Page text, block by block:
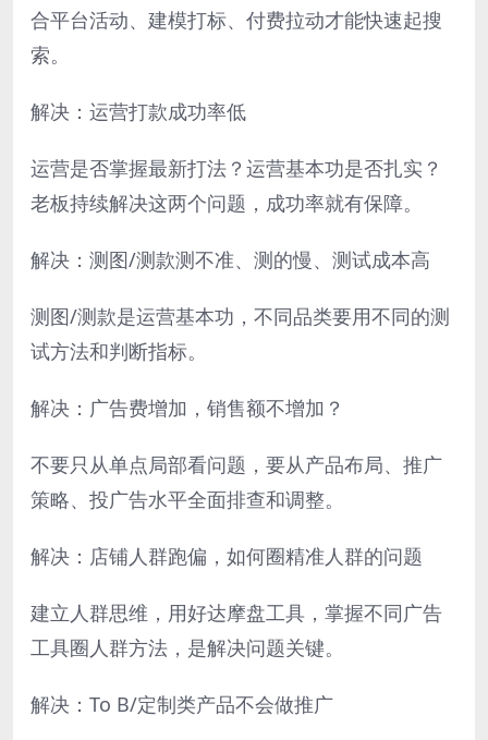
合平台活动、建模打标、付费拉动才能快速起搜
索。
解决：运营打款成功率低
运营是否掌握最新打法？运营基本功是否扎实？
老板持续解决这两个问题，成功率就有保障。
解决：测图/测款测不准、测的慢、测试成本高
测图/测款是运营基本功，不同品类要用不同的测
试方法和判断指标。
解决：广告费增加，销售额不增加？
不要只从单点局部看问题，要从产品布局、推广
策略、投广告水平全面排查和调整。
解决：店铺人群跑偏，如何圈精准人群的问题
建立人群思维，用好达摩盘工具，掌握不同广告
工具圈人群方法，是解决问题关键。
解决：To B/定制类产品不会做推广